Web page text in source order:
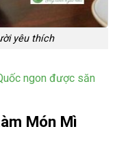
yêu thích
ngon được săn
Món Mì